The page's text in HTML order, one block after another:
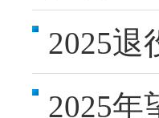
2025退
2025年